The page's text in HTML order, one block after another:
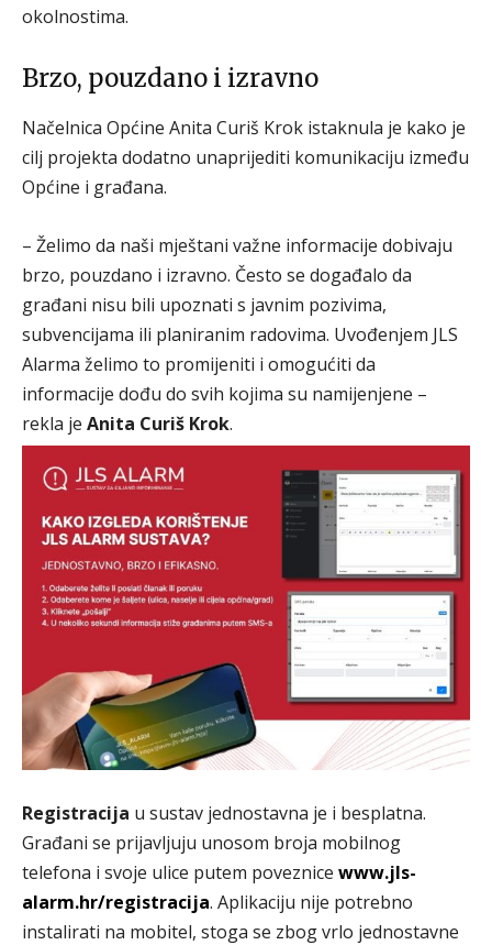
okolnostima.
Brzo, pouzdano i izravno
Načelnica Općine Anita Curiš Krok istaknula je kako je
cilj projekta dodatno unaprijediti komunikaciju između
Općine i građana.
– Želimo da naši mještani važne informacije dobivaju
brzo, pouzdano i izravno. Često se događalo da
građani nisu bili upoznati s javnim pozivima,
subvencijama ili planiranim radovima. Uvođenjem JLS
Alarma želimo to promijeniti i omogućiti da
informacije dođu do svih kojima su namijenjene –
rekla je Anita Curiš Krok.
Registracija u sustav jednostavna je i besplatna.
Građani se prijavljuju unosom broja mobilnog
telefona i svoje ulice putem poveznice www.jls-
alarm.hr/registracija. Aplikaciju nije potrebno
instalirati na mobitel, stoga se zbog vrlo jednostavne